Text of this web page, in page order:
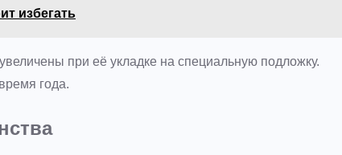
избегать
при её укладке на специальную подложку.
года.